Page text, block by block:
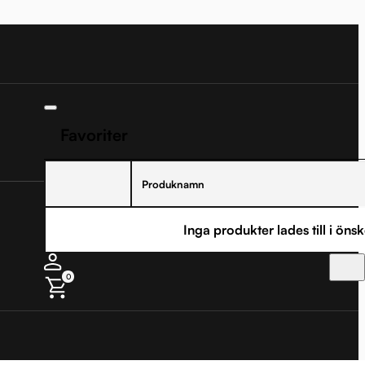
Produknamn
Inga produkter lades till i
0